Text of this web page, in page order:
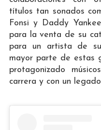
títulos tan sonados
Fonsi y Daddy
para la venta de su
para un artista de
mayor parte de estas
protagonizado
carrera y con un